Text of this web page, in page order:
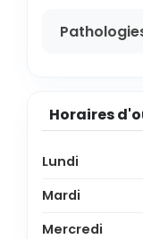
Horaires
Lundi
Mardi
Mercredi